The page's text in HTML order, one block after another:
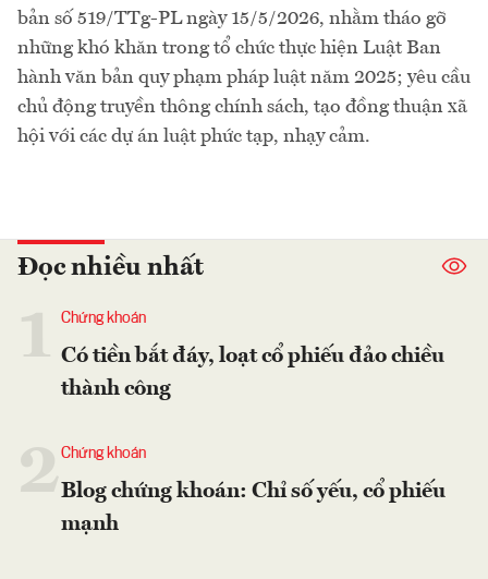
bản số 519/TTg-PL ngày 15/5/2026, nhằm tháo gỡ
những khó khăn trong tổ chức thực hiện Luật Ban
hành văn bản quy phạm pháp luật năm 2025; yêu cầu
chủ động truyền thông chính sách, tạo đồng thuận xã
hội với các dự án luật phức tạp, nhạy cảm.
Đọc nhiều nhất
Chứng khoán
Có tiền bắt đáy, loạt cổ phiếu đảo chiều
thành công
2Chứng khoán
Blog chứng khoán: Chỉ số yếu, cổ phiếu
mạnh